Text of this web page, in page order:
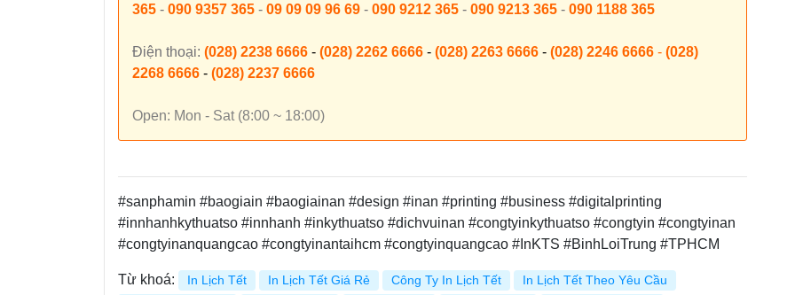
365 - 090 9357 365 - 09 09 09 96 69 - 090 9212 365 - 090 9213 365 - 090 1188 365
Điện thoại: (028) 2238 6666 - (028) 2262 6666 - (028) 2263 6666 - (028) 2246 6666 - (028)
2268 6666 - (028) 2237 6666
Open: Mon - Sat (8:00 ~ 18:00)
#sanphamin #baogiain #baogiainan #design #inan #printing #business #digitalprinting
#innhanhkythuatso #innhanh #inkythuatso #dichvuinan #congtyinkythuatso #congtyin #congtyinan
#congtyinanquangcao #congtyinantaihcm #congtyinquangcao #InKTS #BinhLoiTrung #TPHCM
Từ khoá: In Lịch Tết In Lịch Tết Giá Rẻ Công Ty In Lịch Tết
In Lịch Tết Theo Yêu Cầu